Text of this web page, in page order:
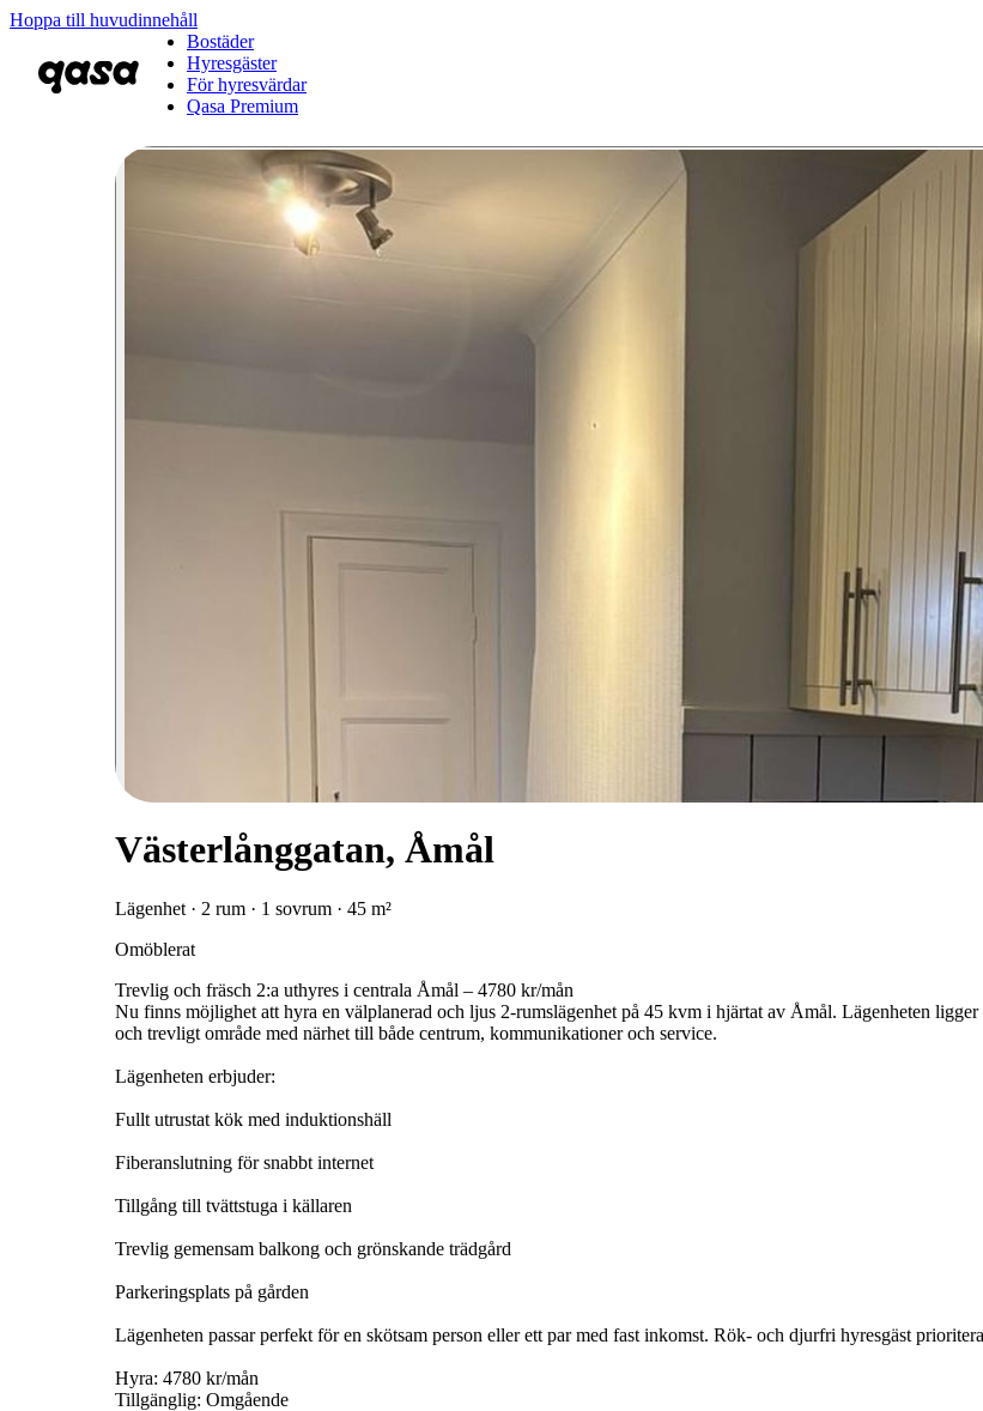
Hoppa till huvudinnehåll
Bostäder
Hyresgäster
För hyresvärdar
Qasa Premium
Västerlånggatan, Åmål
Lägenhet · 2 rum · 1 sovrum · 45 m²
Omöblerat
Trevlig och fräsch 2:a uthyres i centrala Åmål – 4780 kr/mån
Nu finns möjlighet att hyra en välplanerad och ljus 2-rumslägenhet på 45 kvm i hjärtat av Åmål. Lägenheten
och trevligt område med närhet till både centrum, kommunikationer och service.
Lägenheten erbjuder:
Fullt utrustat kök med induktionshäll
Fiberanslutning för snabbt internet
Tillgång till tvättstuga i källaren
Trevlig gemensam balkong och grönskande trädgård
Parkeringsplats på gården
Lägenheten passar perfekt för en skötsam person eller ett par med fast inkomst. Rök- och djurfri hyresgäst
Hyra: 4780 kr/mån
Tillgänglig: Omgående